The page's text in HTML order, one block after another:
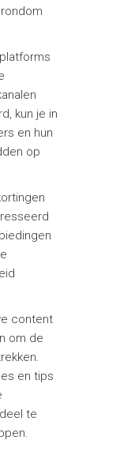
kun je in
en hun
op
content
om de
en tips
te